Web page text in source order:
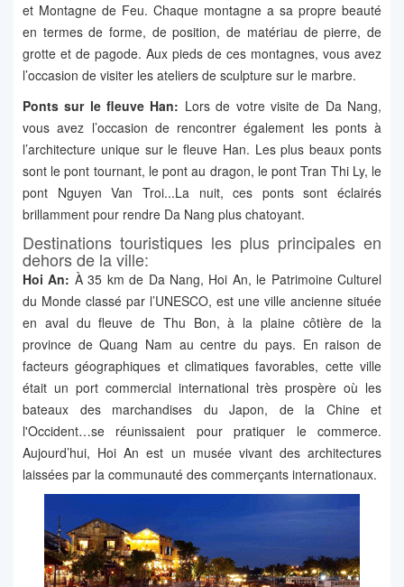
et Montagne de Feu. Chaque montagne a sa propre beauté
en termes de forme, de position, de matériau de pierre, de
grotte et de pagode. Aux pieds de ces montagnes, vous avez
l’occasion de visiter les ateliers de sculpture sur le marbre.
Ponts sur le fleuve Han: Lors de votre visite de Da Nang,
vous avez l’occasion de rencontrer également les ponts à
l’architecture unique sur le fleuve Han. Les plus beaux ponts
sont le pont tournant, le pont au dragon, le pont Tran Thi Ly, le
pont Nguyen Van Troi...La nuit, ces ponts sont éclairés
brillamment pour rendre Da Nang plus chatoyant.
Destinations touristiques les plus principales en
dehors de la ville:
Hoi An: À 35 km de Da Nang, Hoi An, le Patrimoine Culturel
du Monde classé par l’UNESCO, est une ville ancienne située
en aval du fleuve de Thu Bon, à la plaine côtière de la
province de Quang Nam au centre du pays. En raison de
facteurs géographiques et climatiques favorables, cette ville
était un port commercial international très prospère où les
bateaux des marchandises du Japon, de la Chine et
l'Occident…se réunissaient pour pratiquer le commerce.
Aujourd’hui, Hoi An est un musée vivant des architectures
laissées par la communauté des commerçants internationaux.